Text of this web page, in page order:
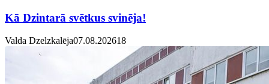
Kā Dzintarā svētkus svinēja!
Valda Dzelzkalēja07.08.202618